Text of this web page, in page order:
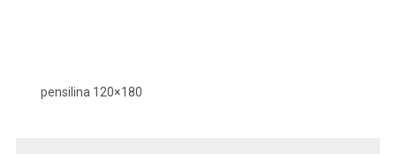
pensilina 120×180